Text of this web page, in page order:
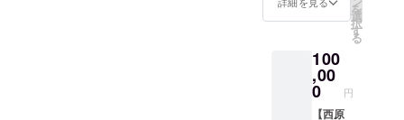
（http://
cohsin.j
p）は、
熊本県
内で薬
負担
し、 現
費用と
手間の
負担を
減ら
し、 ご
を
選
択
す
る
100
,00
0 円
【西原